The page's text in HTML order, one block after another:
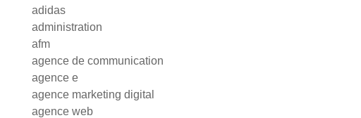
adidas
administration
afm
agence de communication
agence e
agence marketing digital
agence web